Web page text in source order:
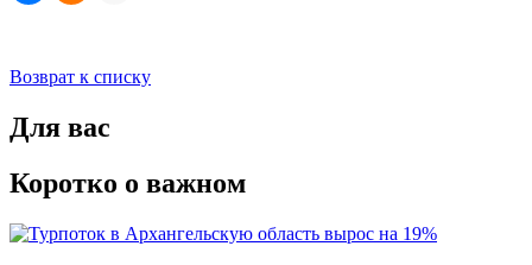
Возврат к списку
Для вас
Коротко о важном